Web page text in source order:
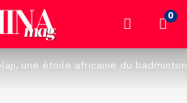
0
une étoile africaine du badminton